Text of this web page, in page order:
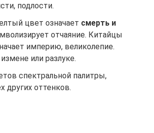
подлости.
цвет означает смерть и
отчаяние. Китайцы
империю, великолепие.
или разлуке.
спектральной палитры,
других оттенков.